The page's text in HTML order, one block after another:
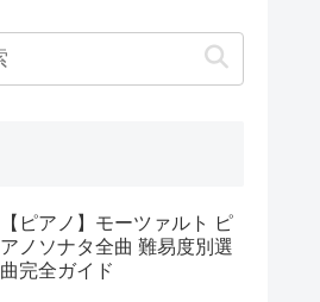
【ピアノ】モーツァルト ピ
アノソナタ全曲 難易度別選
曲完全ガイド